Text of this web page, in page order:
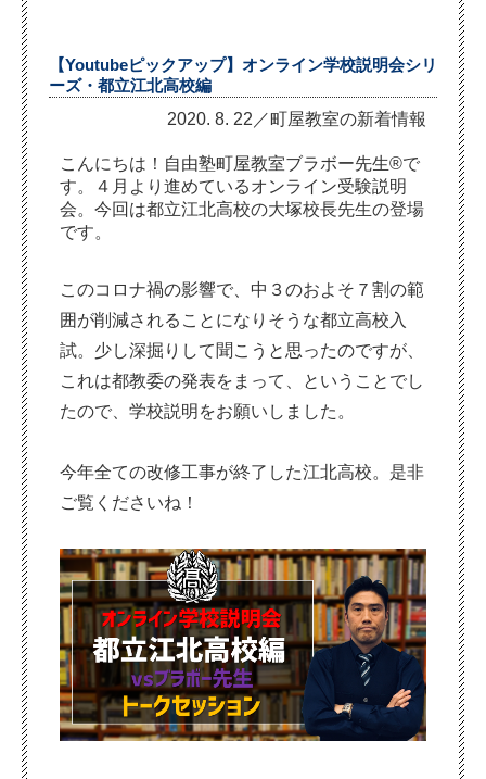
【Youtubeピックアップ】オンライン学校説明会シリ
ーズ・都立江北高校編
2020. 8. 22／町屋教室の新着情報
こんにちは！自由塾町屋教室ブラボー先生®で
す。４月より進めているオンライン受験説明
会。今回は都立江北高校の大塚校長先生の登場
です。
このコロナ禍の影響で、中３のおよそ７割の範
囲が削減されることになりそうな都立高校入
試。少し深掘りして聞こうと思ったのですが、
これは都教委の発表をまって、ということでし
たので、学校説明をお願いしました。
今年全ての改修工事が終了した江北高校。是非
ご覧くださいね！